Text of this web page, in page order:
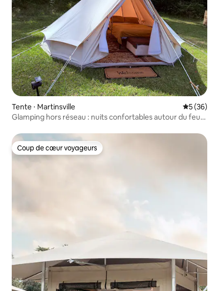
Tente ⋅ Martinsville
5 (36)
Glamping hors réseau : nuits confortables autour du feu
Coup de cœur voyageurs
Coup de cœur voyageurs